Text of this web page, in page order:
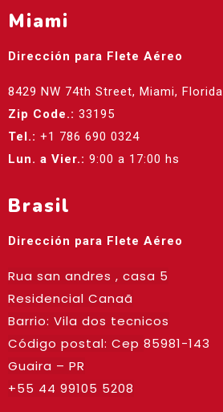
Miami
Dirección para Flete Aéreo
8429 NW 74th Street, Miami, Florida
Zip Code.: 33195
Tel.: +1 786 690 0324
Lun. a Vier.: 9:00 a 17:00 hs
Brasil
Dirección para Flete Aéreo
Rua san andres , casa 5
Residencial Canaã
Barrio: Vila dos tecnicos
Código postal: Cep 85981-143
Guaira – PR
+55 44 99105 5208